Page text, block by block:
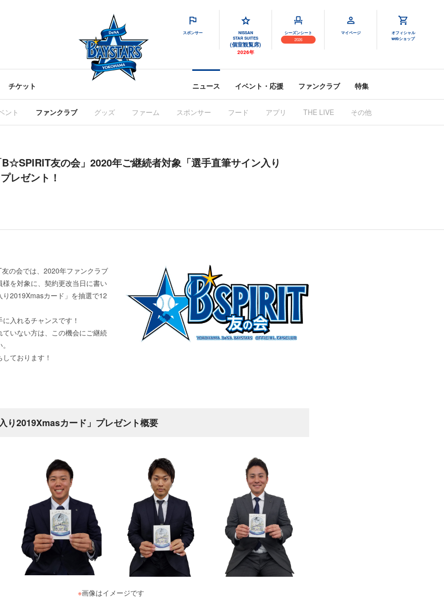
スポンサー
NISSAN
STAR SUITES
(個室観覧席)
2026年
シーズンシート
2026
マイページ
オフィシャル
webショップ
チケット ニュース イベント・応援 ファンクラブ 特集
ント ファンクラブ グッズ ファーム スポンサー フード アプリ THE LIVE その他
友の会」2020年ご継続者対象「選手直筆サイン入り
レゼント！
の会では、2020年ファンクラブ
を対象に、契約更改当日に書い
2019Xmasカード」を抽選で12
入れるチャンスです！
いない方は、この機会にご継続
ております！
り2019Xmasカード」プレゼント概要
※画像はイメージです